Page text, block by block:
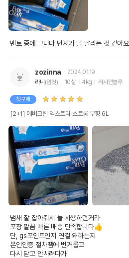
벤토 중에 그나마 먼지가 덜 날리는 것 같아요
zozinna
2024.01.19
라니 (암컷) 10살 4kg 러시안블루
첫구매
[2+1] 에버크린 엑스트라 스트롱 무향 6L
냄새 잘 잡아줘서 늘 사용하던거라
포장 깔끔 빠른 배송 만족합니다👍
단, gs포인트인지 연결 왜하는지
본인인증 절차땜에 번거롭고
다시 닫고 안사려다가